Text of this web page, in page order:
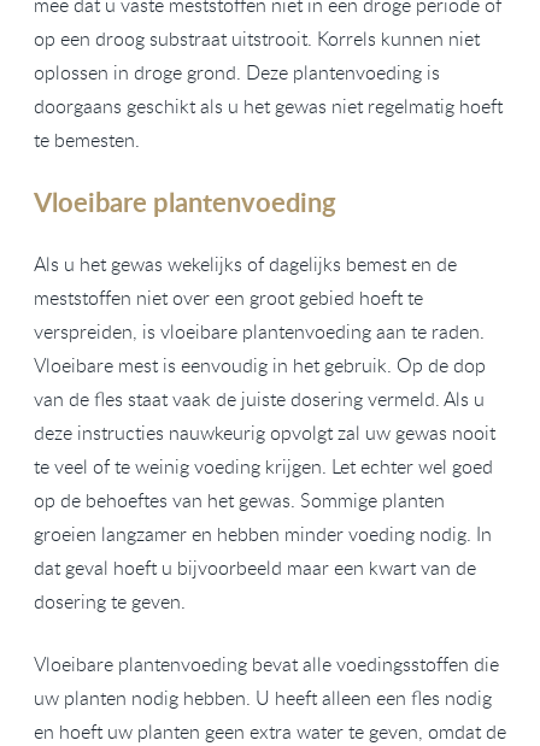
op een droog substraat uitstrooit. Korrels kunnen niet
oplossen in droge grond. Deze plantenvoeding is
doorgaans geschikt als u het gewas niet regelmatig hoeft
te bemesten.
Vloeibare plantenvoeding
Als u het gewas wekelijks of dagelijks bemest en de
meststoffen niet over een groot gebied hoeft te
verspreiden, is vloeibare plantenvoeding aan te raden.
Vloeibare mest is eenvoudig in het gebruik. Op de dop
van de fles staat vaak de juiste dosering vermeld. Als u
deze instructies nauwkeurig opvolgt zal uw gewas nooit
te veel of te weinig voeding krijgen. Let echter wel goed
op de behoeftes van het gewas. Sommige planten
groeien langzamer en hebben minder voeding nodig. In
dat geval hoeft u bijvoorbeeld maar een kwart van de
dosering te geven.
Vloeibare plantenvoeding bevat alle voedingsstoffen die
uw planten nodig hebben. U heeft alleen een fles nodig
en hoeft uw planten geen extra water te geven, omdat de